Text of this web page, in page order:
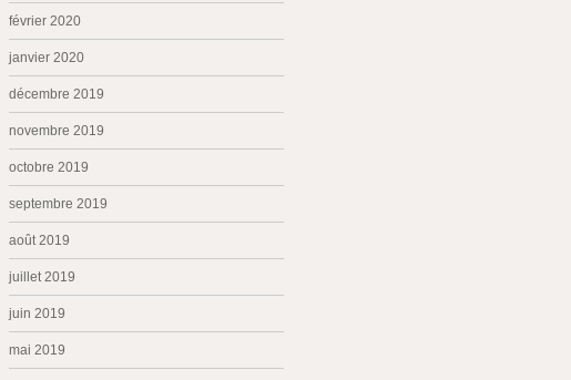
février 2020
janvier 2020
décembre 2019
novembre 2019
octobre 2019
septembre 2019
août 2019
juillet 2019
juin 2019
mai 2019